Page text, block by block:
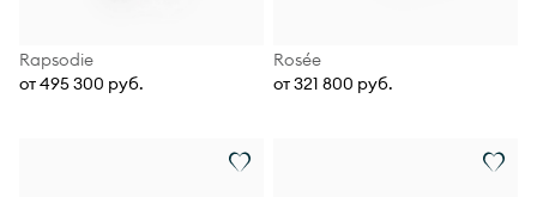
Rapsodie
от 495 300 руб.
Rosée
от 321 800 руб.